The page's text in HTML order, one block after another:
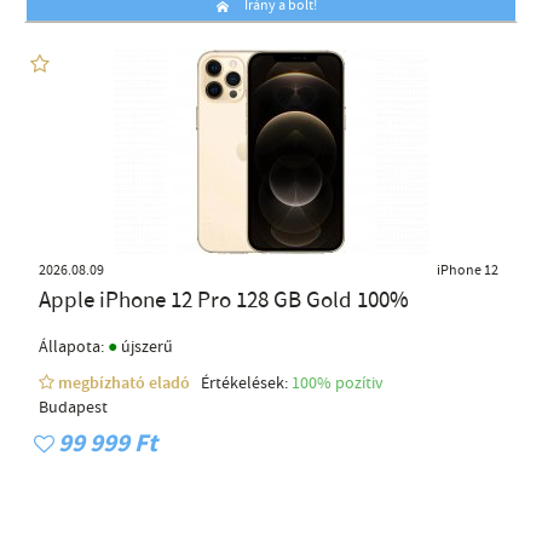
Irány a bolt!
2026.08.09 iPhone 12
Apple iPhone 12 Pro 128 GB Gold 100%
Állapota: ● újszerű
megbízható eladó
Értékelések: 100% pozítiv
Budapest
99 999 Ft